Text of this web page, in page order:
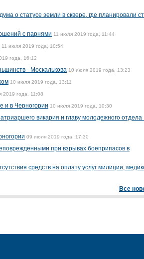
о статусе земли в сквере, где планировали
с парнями 11 июля 2019 года, 11:44
11 июля 2019 года, 10:54
года, 16:12
- Москалькова 10 июля 2019 года, 13:23
10 июля 2019 года, 13:11
2019 года, 11:08
и в Черногории 10 июля 2019 года, 10:30
викария и главу молодежного
09 июля 2019 года, 17:30
при взрывах боеприпасов в
средств на оплату услуг милиции,
Все